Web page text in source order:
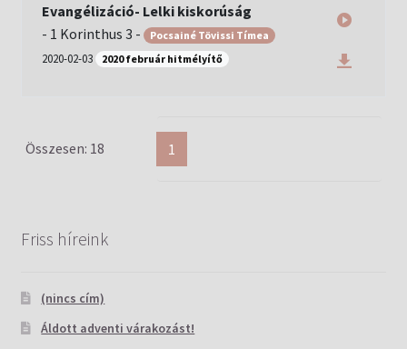
Evangélizáció- Lelki kiskorúság
- 1 Korinthus 3 - Pocsainé Tövissi Tímea
2020-02-03 2020 február hitmélyítő
Összesen: 18 1
Friss híreink
(nincs cím)
Áldott adventi várakozást!